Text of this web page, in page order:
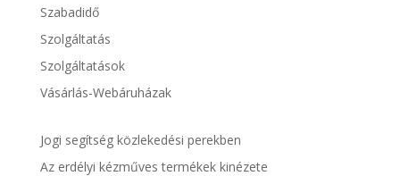
Szabadidő
Szolgáltatás
Szolgáltatások
Vásárlás-Webáruházak
Jogi segítség közlekedési perekben
Az erdélyi kézműves termékek kinézete